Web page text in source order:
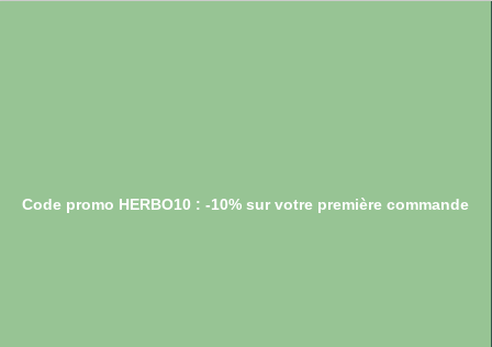
Code promo HERBO10 : -10% sur votre première commande